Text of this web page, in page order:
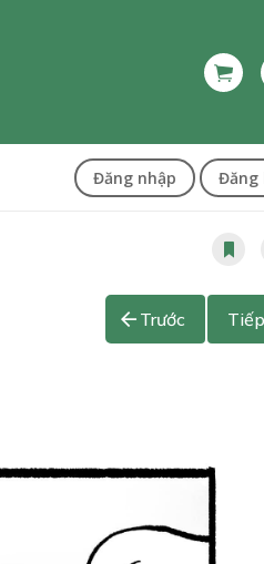
Đăng nhập Đăng
Trước Tiếp